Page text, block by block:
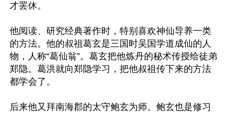
才罢休。
他阅读、研究经典著作时，特别喜欢神仙导养一类
的方法。他的叔祖葛玄是三国时吴国学道成仙的人
物，人称“葛仙翁”。葛玄把他炼丹的秘术传授给徒弟
郑隐。葛洪就向郑隐学习，把他叔祖传下来的方法
都学会了。
后来他又拜南海郡的太守鲍玄为师。鲍玄也是修习